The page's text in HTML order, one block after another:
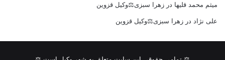
میثم محمد قلیها در زهرا سبزی⚖️وکیل قزوین
علی نژاد در زهرا سبزی⚖️وکیل قزوین